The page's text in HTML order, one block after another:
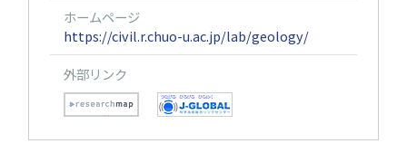
ホームページ
https://civil.r.chuo-u.ac.jp/lab/geology/
外部リンク